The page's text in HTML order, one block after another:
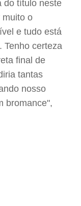
do título neste
muito o
e tudo está
Tenho certeza
final de
tantas
nosso
bromance",